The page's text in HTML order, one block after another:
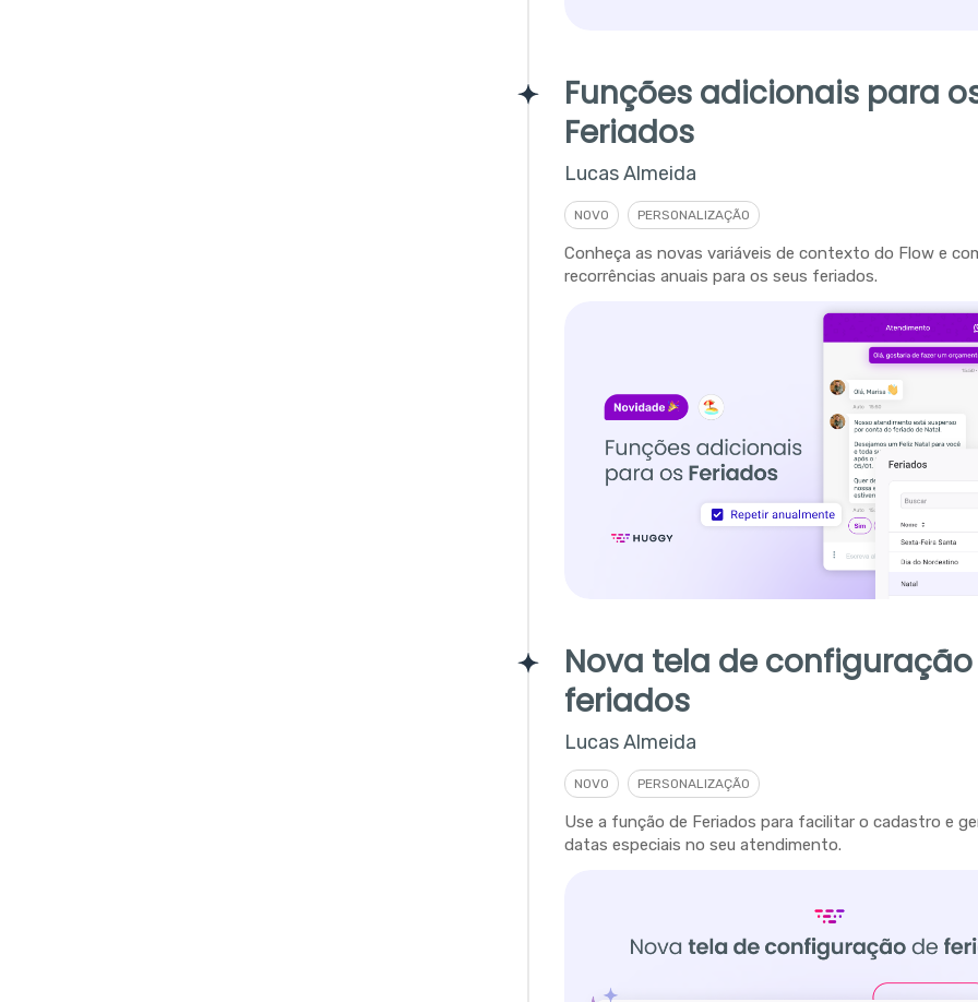
Funções adicionais para
Feriados
Lucas Almeida
NOVO PERSONALIZAÇÃO
Conheça as novas variáveis de contexto do Flow e
recorrências anuais para os seus feriados.
Nova tela de
feriados
Lucas Almeida
NOVO PERSONALIZAÇÃO
Use a função de Feriados para facilitar o cadastro e
datas especiais no seu atendimento.